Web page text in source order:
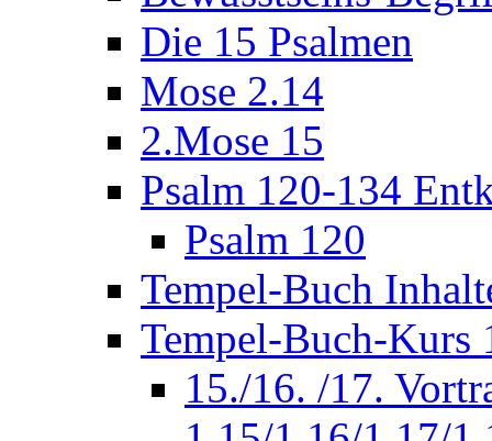
Die 15 Psalmen
Mose 2.14
2.Mose 15
Psalm 120-134
Psalm 120
Tempel-Buch
Tempel-Buch-Kurs
15./16. /17.